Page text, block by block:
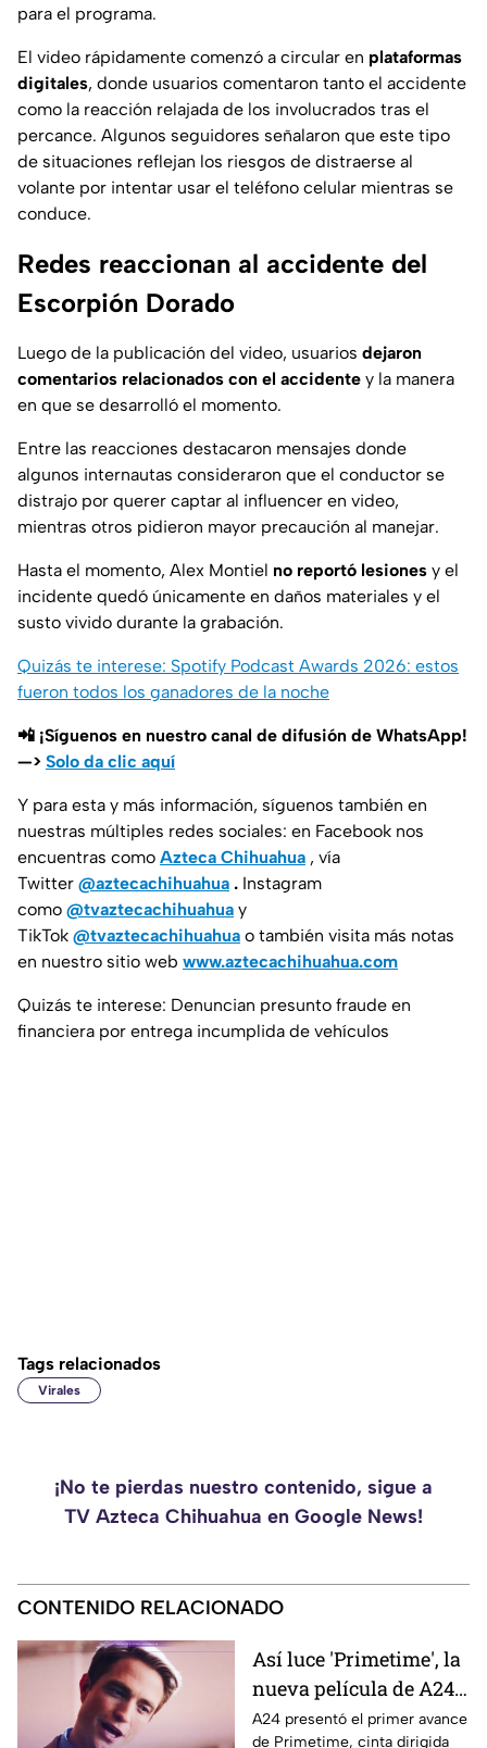
para el programa.
El video rápidamente comenzó a circular en plataformas
digitales, donde usuarios comentaron tanto el accidente
como la reacción relajada de los involucrados tras el
percance. Algunos seguidores señalaron que este tipo
de situaciones reflejan los riesgos de distraerse al
volante por intentar usar el teléfono celular mientras se
conduce.
Redes reaccionan al accidente del
Escorpión Dorado
Luego de la publicación del video, usuarios dejaron
comentarios relacionados con el accidente y la manera
en que se desarrolló el momento.
Entre las reacciones destacaron mensajes donde
algunos internautas consideraron que el conductor se
distrajo por querer captar al influencer en video,
mientras otros pidieron mayor precaución al manejar.
Hasta el momento, Alex Montiel no reportó lesiones y el
incidente quedó únicamente en daños materiales y el
susto vivido durante la grabación.
Quizás te interese: Spotify Podcast Awards 2026: estos
fueron todos los ganadores de la noche
📲 ¡Síguenos en nuestro canal de difusión de WhatsApp!
—> Solo da clic aquí
Y para esta y más información, síguenos también en
nuestras múltiples redes sociales: en Facebook nos
encuentras como Azteca Chihuahua , vía
Twitter @aztecachihuahua . Instagram
como @tvaztecachihuahua y
TikTok @tvaztecachihuahua o también visita más notas
en nuestro sitio web www.aztecachihuahua.com
Quizás te interese: Denuncian presunto fraude en
financiera por entrega incumplida de vehículos
Tags relacionados
Virales
¡No te pierdas nuestro contenido, sigue a
TV Azteca Chihuahua en Google News!
CONTENIDO RELACIONADO
Así luce 'Primetime', la
nueva película de A24
con Robert Pattinson
A24 presentó el primer avance
de Primetime, cinta dirigida